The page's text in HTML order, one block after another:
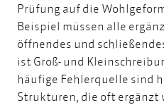
Prüfung auf die
Beispiel müssen alle
öffnendes und
ist Groß- und
häufige Fehlerquelle sind
Strukturen, die oft ergänzt